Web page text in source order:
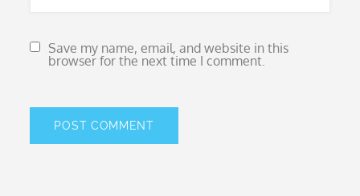
Save my name, email, and website in this
browser for the next time I comment.